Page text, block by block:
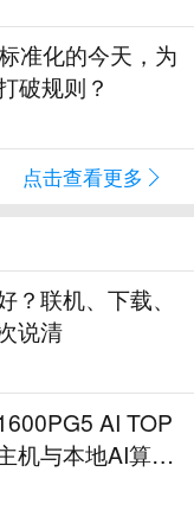
准化的今天，为
破规则？
点击查看更多
？联机、下载、
说清
AI TOP
机与本地AI算力